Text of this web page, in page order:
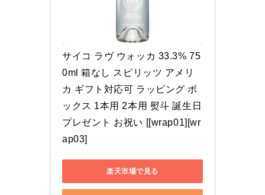
サイコ ラヴ ウォッカ 33.3% 75
0ml 箱なし スピリッツ アメリ
カ ギフト対応可 ラッピング ボ
ックス 1本用 2本用 熨斗 誕生日
プレゼント お祝い [[wrap01][wr
ap03]
楽天市場で見る